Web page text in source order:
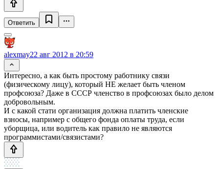
Ответить
alexmay22 авг 2012 в 20:59
Интересно, а как быть простому работнику связи
(физическому лицу), который НЕ желает быть членом
профсоюза? Даже в СССР членство в профсоюзах было делом
добровольным.
И с какой стати организация должна платить членские
взносы, например с общего фонда оплаты труда, если
уборщица, или водитель как правило не являются
программистами/связистами?